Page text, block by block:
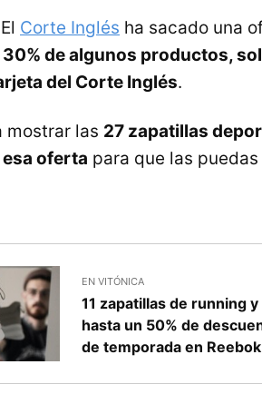
Corte Inglés ha sacado una
30% de algunos productos,
del Corte Inglés.
mostrar las 27 zapatillas
oferta para que las
EN VITÓNICA
11 zapatillas de running
hasta un 50% de
de temporada en